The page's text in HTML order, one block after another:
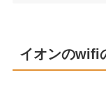
イオンのwifi